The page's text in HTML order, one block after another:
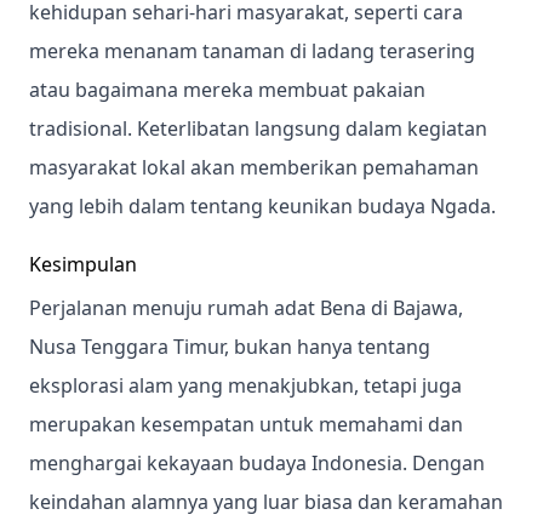
kehidupan sehari-hari masyarakat, seperti cara
mereka menanam tanaman di ladang terasering
atau bagaimana mereka membuat pakaian
tradisional. Keterlibatan langsung dalam kegiatan
masyarakat lokal akan memberikan pemahaman
yang lebih dalam tentang keunikan budaya Ngada.
Kesimpulan
Perjalanan menuju rumah adat Bena di Bajawa,
Nusa Tenggara Timur, bukan hanya tentang
eksplorasi alam yang menakjubkan, tetapi juga
merupakan kesempatan untuk memahami dan
menghargai kekayaan budaya Indonesia. Dengan
keindahan alamnya yang luar biasa dan keramahan